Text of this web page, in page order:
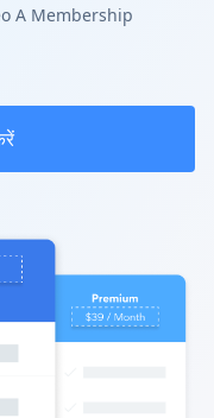
A Membership